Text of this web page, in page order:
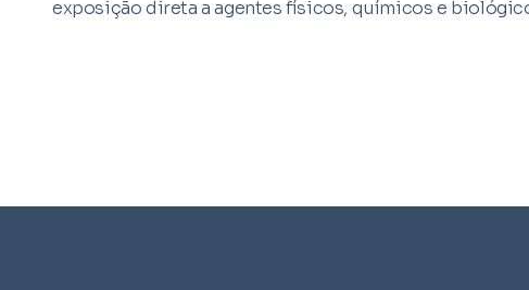
exposição direta a agentes físicos, químicos e